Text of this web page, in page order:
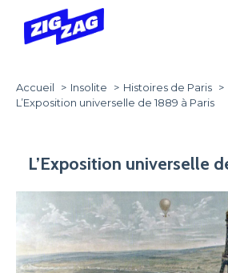
Accueil Insolite
Histoires de Paris
L’Exposition universelle de 1889 à Paris
L’Exposition universelle